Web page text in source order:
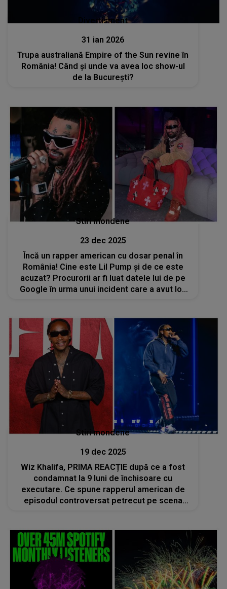
Divertisment
31 ian 2026
Trupa australiană Empire of the Sun revine în
România! Când și unde va avea loc show-ul
de la București?
Stiri mondene
23 dec 2025
Încă un rapper american cu dosar penal în
România! Cine este Lil Pump și de ce este
acuzat? Procurorii ar fi luat datele lui de pe
Google în urma unui incident care a avut loc
Stiri mondene
19 dec 2025
Wiz Khalifa, PRIMA REACȚIE după ce a fost
condamnat la 9 luni de închisoare cu
executare. Ce spune rapperul american de
episodul controversat petrecut pe scena